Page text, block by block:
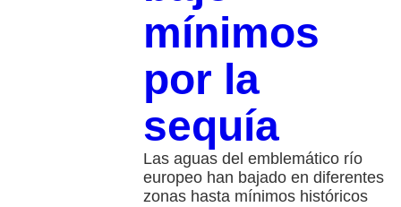
mínimos
por la
sequía
Las aguas del emblemático río
europeo han bajado en diferentes
zonas hasta mínimos históricos